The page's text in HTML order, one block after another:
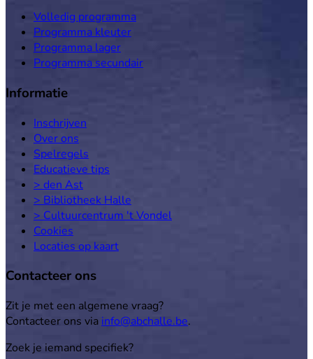
Volledig programma
Programma kleuter
Programma lager
Programma secundair
Informatie
Inschrijven
Over ons
Spelregels
Educatieve tips
> den Ast
> Bibliotheek Halle
> Cultuurcentrum 't Vondel
Cookies
Locaties op kaart
Contacteer ons
Zit je met een algemene vraag?
Contacteer ons via info@abchalle.be.
Zoek je iemand specifiek?